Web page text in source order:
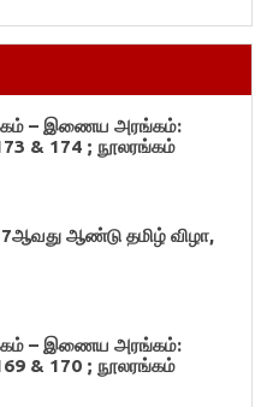
– இணைய அரங்கம்:
& 174 ; நூலரங்கம்
7ஆவது ஆண்டு தமிழ் விழா,
– இணைய அரங்கம்:
& 170 ; நூலரங்கம்